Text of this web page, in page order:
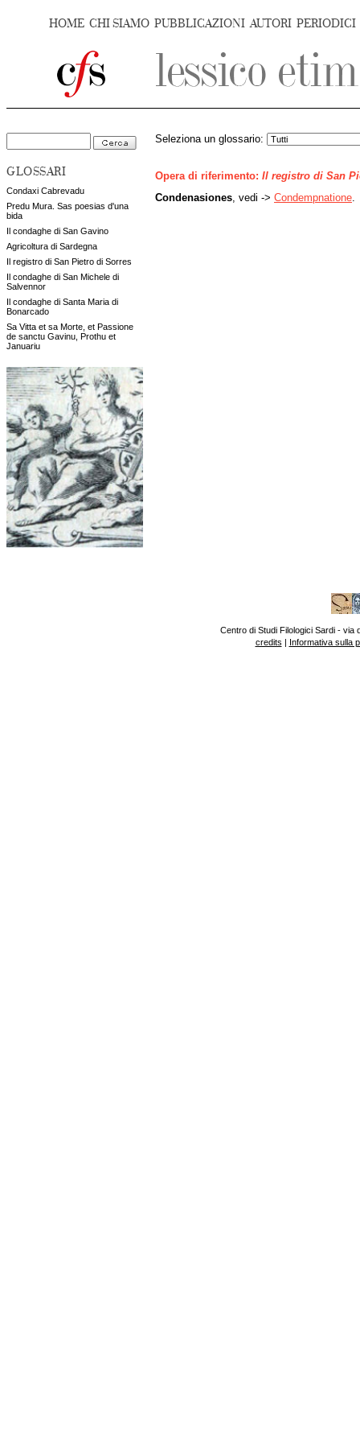
HOME CHI SIAMO PUBBLICAZIONI AUTORI PERIODICI
GLOSSARI
Condaxi Cabrevadu
Predu Mura. Sas poesias d'una
bida
Il condaghe di San Gavino
Agricoltura di Sardegna
Il registro di San Pietro di Sorres
Il condaghe di San Michele di
Salvennor
Il condaghe di Santa Maria di
Bonarcado
Sa Vitta et sa Morte, et Passione
de sanctu Gavinu, Prothu et
Januariu
Seleziona un glossario:
Opera di riferimento: Il registro di San
Condenasiones , vedi -> Condempnatione
Centro di Studi Filologici Sardi - via
credits | Informativa sulla